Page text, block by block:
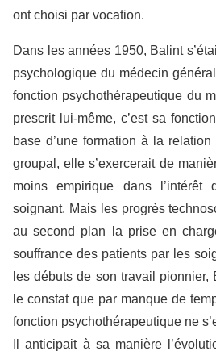
ont choisi par vocation.
Dans les années 1950, Balint
psychologique du médecin
fonction psychothérapeutique du
prescrit lui-même, c’est sa
base d’une formation à la
groupal, elle s’exercerait de
moins empirique dans l’intérêt
soignant. Mais les progrès
au second plan la prise en
souffrance des patients par les
les débuts de son travail pionnier,
le constat que par manque de
fonction psychothérapeutique ne
Il anticipait à sa manière